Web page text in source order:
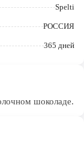
Spelti
РОССИЯ
365 дней
шоколаде.